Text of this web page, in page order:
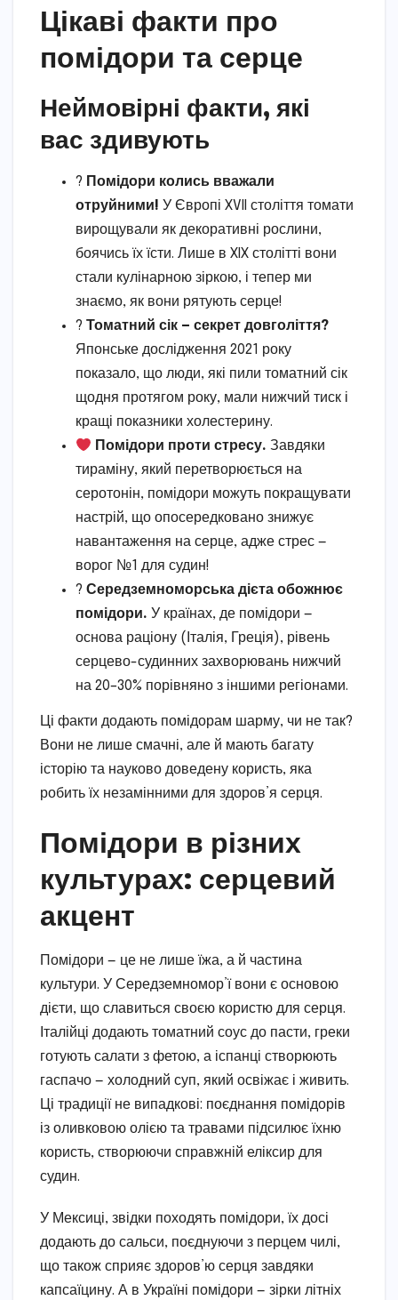
Цікаві факти про
помідори та серце
Неймовірні факти, які
вас здивують
? Помідори колись вважали
отруйними! У Європі XVII століття томати
вирощували як декоративні рослини,
боячись їх їсти. Лише в XIX столітті вони
стали кулінарною зіркою, і тепер ми
знаємо, як вони рятують серце!
? Томатний сік — секрет довголіття?
Японське дослідження 2021 року
показало, що люди, які пили томатний сік
щодня протягом року, мали нижчий тиск і
кращі показники холестерину.
Помідори проти стресу. Завдяки
тираміну, який перетворюється на
серотонін, помідори можуть покращувати
настрій, що опосередковано знижує
навантаження на серце, адже стрес —
ворог №1 для судин!
? Середземноморська дієта обожнює
помідори. У країнах, де помідори —
основа раціону (Італія, Греція), рівень
серцево-судинних захворювань нижчий
на 20–30% порівняно з іншими регіонами.
Ці факти додають помідорам шарму, чи не так?
Вони не лише смачні, але й мають багату
історію та науково доведену користь, яка
робить їх незамінними для здоров’я серця.
Помідори в різних
культурах: серцевий
акцент
Помідори — це не лише їжа, а й частина
культури. У Середземномор’ї вони є основою
дієти, що славиться своєю користю для серця.
Італійці додають томатний соус до пасти, греки
готують салати з фетою, а іспанці створюють
гаспачо — холодний суп, який освіжає і живить.
Ці традиції не випадкові: поєднання помідорів
із оливковою олією та травами підсилює їхню
користь, створюючи справжній еліксир для
судин.
У Мексиці, звідки походять помідори, їх досі
додають до сальси, поєднуючи з перцем чилі,
що також сприяє здоров’ю серця завдяки
капсаїцину. А в Україні помідори — зірки літніх